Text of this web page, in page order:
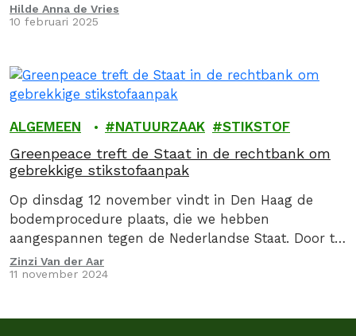
Hilde Anna de Vries
10 februari 2025
ALGEMEEN NATUURZAAK STIKSTOF
Greenpeace treft de Staat in de rechtbank om
gebrekkige stikstofaanpak
Op dinsdag 12 november vindt in Den Haag de
bodemprocedure plaats, die we hebben
aangespannen tegen de Nederlandse Staat. Door te
hoge stikstofuitstoot dreigt de meest kwetsbare
natuur in Nederland…
Zinzi Van der Aar
11 november 2024